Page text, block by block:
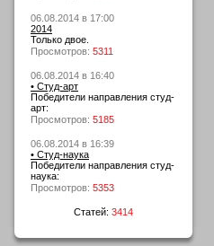
06.08.2014 в 17:00
2014
Только двое.
Просмотров: 5311
06.08.2014 в 16:40
• Студ-арт
Победители направления студ-
арт:
Просмотров: 5185
06.08.2014 в 16:39
• Студ-наука
Победители направления студ-
наука:
Просмотров: 5353
Статей: 3414